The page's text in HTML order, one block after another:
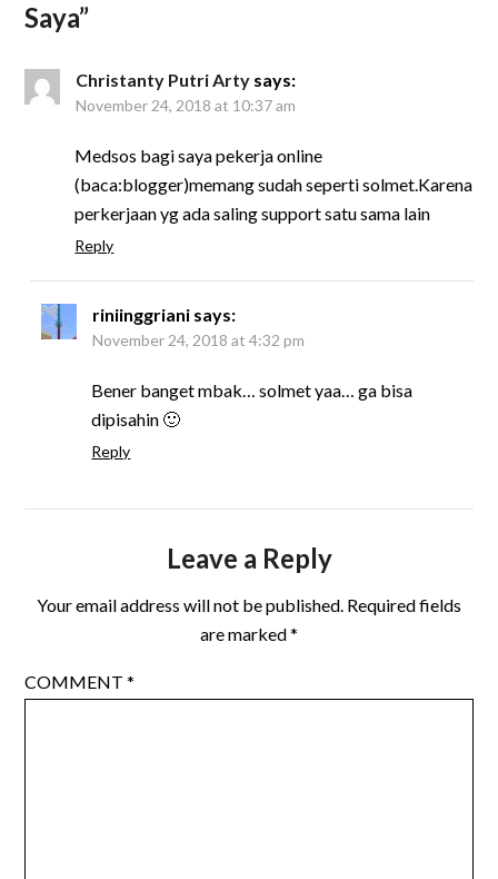
Saya”
Christanty Putri Arty says:
November 24, 2018 at 10:37 am
Medsos bagi saya pekerja online
(baca:blogger)memang sudah seperti solmet.Karena
perkerjaan yg ada saling support satu sama lain
Reply
riniinggriani says:
November 24, 2018 at 4:32 pm
Bener banget mbak… solmet yaa… ga bisa
dipisahin 🙂
Reply
Leave a Reply
Your email address will not be published. Required fields
are marked*
COMMENT*